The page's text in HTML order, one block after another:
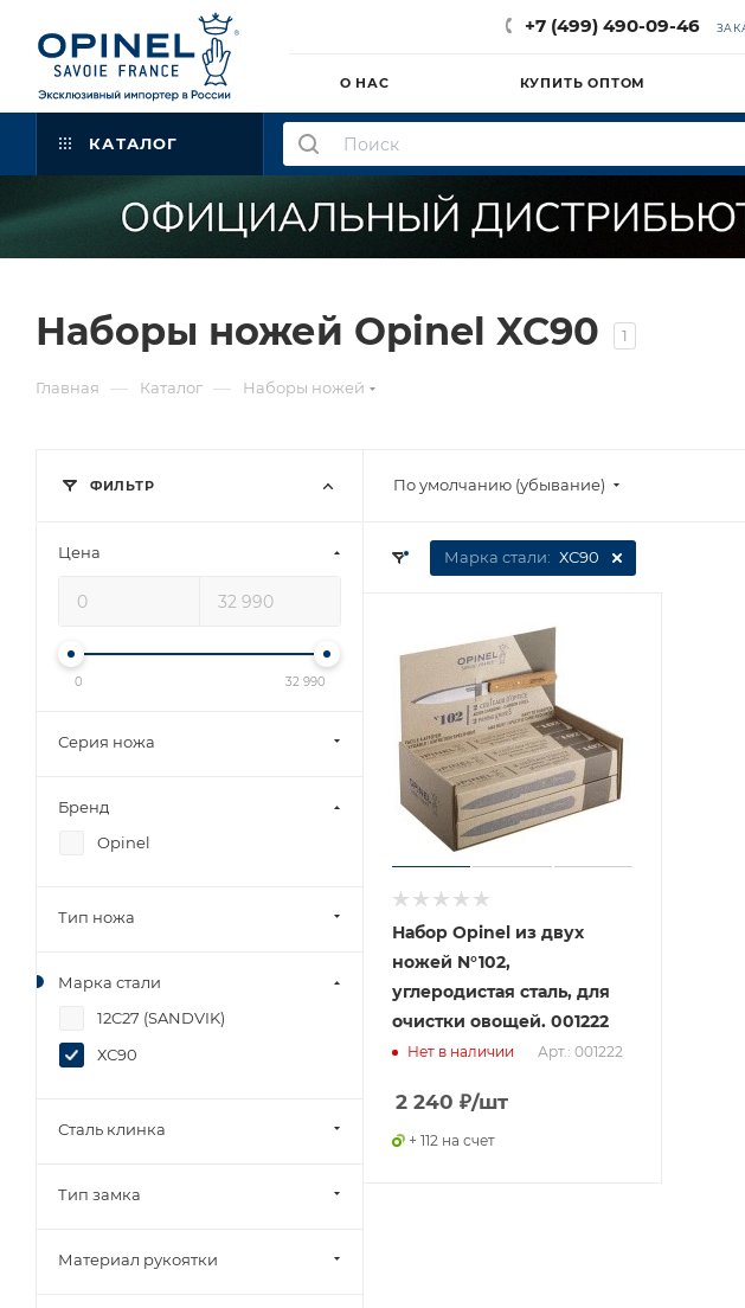
+7 (499) 490-09-46
О НАС КУПИТЬ ОПТОМ
КАТАЛОГ
Наборы ножей Opinel XC90 1
Главная — Каталог — Наборы ножей
По умолчанию (убывание)
Марка стали: ХС90
Набор Opinel из двух
ножей N°102,
углеродистая сталь, для
очистки овощей. 001222
Нет в наличии Арт.: 001222
2 240 ₽/шт
+ 112 на счет
ФИЛЬТР
Цена
0 32 990
Серия ножа
Бренд
Opinel
Тип ножа
Марка стали
12C27 (SANDVIK)
ХС90
Сталь клинка
Тип замка
Материал рукоятки